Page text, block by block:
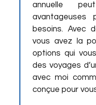
annuelle
avantageuses
besoins. Avec
vous avez la
options qui
des voyages
avec moi
conçue pour